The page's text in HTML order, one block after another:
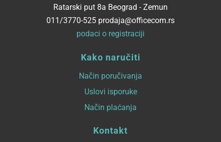
Ratarski put 8a Beograd - Zemun
011/3770-525 prodaja@officecom.rs
podaci o registraciji
Kako naručiti
Način poručivanja
Uslovi isporuke
Način plaćanja
Kontakt